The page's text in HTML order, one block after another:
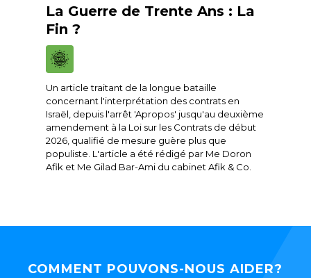
La Guerre de Trente Ans : La
Fin ?
Un article traitant de la longue bataille
concernant l'interprétation des contrats en
Israël, depuis l'arrêt 'Apropos' jusqu'au deuxième
amendement à la Loi sur les Contrats de début
2026, qualifié de mesure guère plus que
populiste. L'article a été rédigé par Me Doron
Afik et Me Gilad Bar-Ami du cabinet Afik & Co.
COMMENT POUVONS-NOUS AIDER?